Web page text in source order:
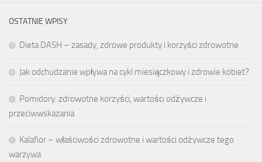
OSTATNIE WPISY
Dieta DASH – zasady, zdrowe produkty i korzyści zdrowotne
Jak odchudzanie wpływa na cykl miesiączkowy i zdrowie kobiet?
Pomidory: zdrowotne korzyści, wartości odżywcze i
przeciwwskazania
Kalafior – właściwości zdrowotne i wartości odżywcze tego
warzywa